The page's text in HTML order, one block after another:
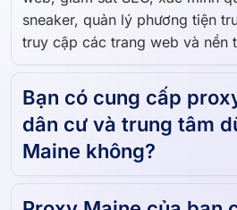
sneaker, quản lý phương tiện
truy cập các trang web và nền
Bạn có cung cấp
dân cư và trung tâm
Maine không?
Proxy Maine của bạn